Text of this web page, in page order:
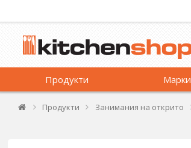
Продукти Марки
Продукти Занимания на открито